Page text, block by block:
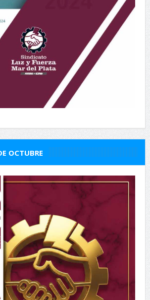
OCTUBRE